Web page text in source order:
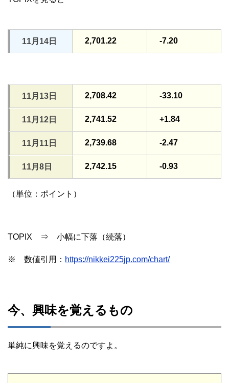
11月14日 2,701.22 -7.20
11月13日 2,708.42 -33.10
11月12日 2,741.52 +1.84
11月11日 2,739.68 -2.47
11月8日 2,742.15 -0.93
（単位：ポイント）
TOPIX ⇒ 小幅に下落（続落）
※ 数値引用： https://nikkei225jp.com/chart/
今、興味を覚えるもの
単純に興味を覚えるのですよ。